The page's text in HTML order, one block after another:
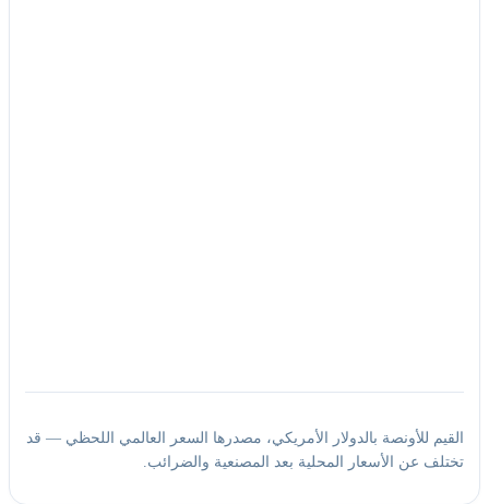
القيم للأونصة بالدولار الأمريكي، مصدرها السعر العالمي اللحظي — قد
تختلف عن الأسعار المحلية بعد المصنعية والضرائب.